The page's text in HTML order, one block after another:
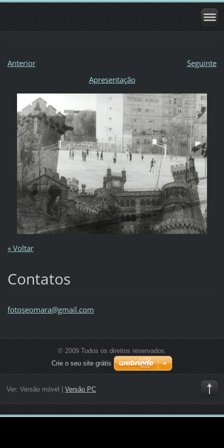
Anterior
Seguinte
Apresentação
« Voltar
Contatos
fotoseomara@gmail.com
© 2009 Todos os direitos reservados.
Crie o seu site grátis
Ver: Versão móvel Versão PC